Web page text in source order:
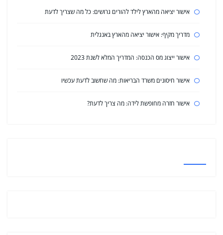
אישור יציאה מהארץ לילד להורים גרושים: כל מה שצריך לדעת
מדריך מקיף: אישור יציאה מהארץ באנגלית
אישור ייצוג מס הכנסה: המדריך המלא לשנת 2023
אישור חיסונים משרד הבריאות: מה שחשוב לדעת עכשיו
אישור חזרה מחופשת לידה: מה צריך לדעת?